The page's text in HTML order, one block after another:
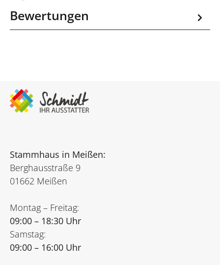
Bewertungen
Stammhaus in Meißen:
Berghausstraße 9
01662 Meißen
Montag – Freitag:
09:00 – 18:30 Uhr
Samstag:
09:00 – 16:00 Uhr